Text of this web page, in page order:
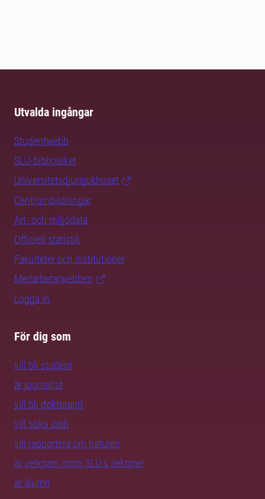
Utvalda ingångar
Studentwebb
SLU-biblioteket
Universitetsdjursjukhuset
Centrumbildningar
Art- och miljödata
Officiell statistik
Fakulteter och institutioner
Medarbetarwebben
Logga in
För dig som
vill bli student
är journalist
vill bli doktorand
vill söka jobb
vill rapportera om naturen
är verksam inom SLU:s sektorer
är alumn